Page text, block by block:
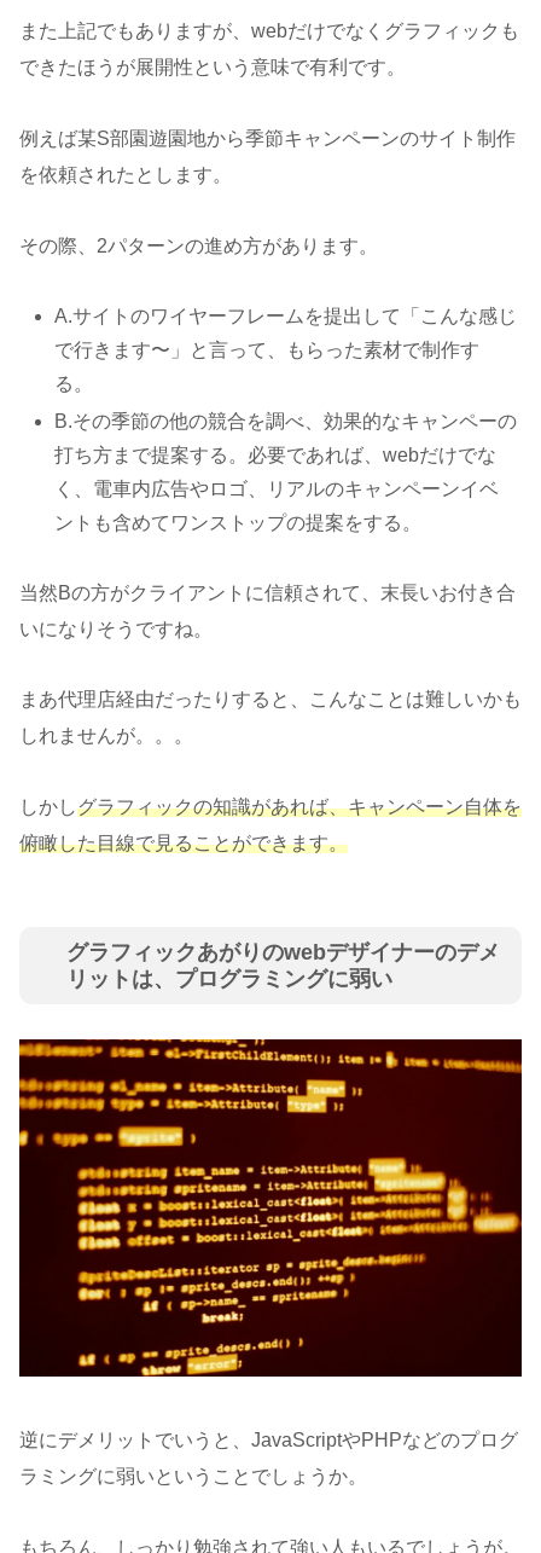
また上記でもありますが、webだけでなくグラフィックも
できたほうが展開性という意味で有利です。
例えば某S部園遊園地から季節キャンペーンのサイト制作
を依頼されたとします。
その際、2パターンの進め方があります。
A.サイトのワイヤーフレームを提出して「こんな感じ
で行きます〜」と言って、もらった素材で制作す
る。
B.その季節の他の競合を調べ、効果的なキャンペーの
打ち方まで提案する。必要であれば、webだけでな
く、電車内広告やロゴ、リアルのキャンペーンイベ
ントも含めてワンストップの提案をする。
当然Bの方がクライアントに信頼されて、末長いお付き合
いになりそうですね。
まあ代理店経由だったりすると、こんなことは難しいかも
しれませんが。。。
しかしグラフィックの知識があれば、キャンペーン自体を
俯瞰した目線で見ることができます。
グラフィックあがりのwebデザイナーのデメ
リットは、プログラミングに弱い
逆にデメリットでいうと、JavaScriptやPHPなどのプログ
ラミングに弱いということでしょうか。
もちろん、しっかり勉強されて強い人もいるでしょうが。